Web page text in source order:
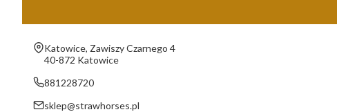
Adres:
Katowice, Zawiszy Czarnego 4
40-872 Katowice
881228720
sklep@strawhorses.pl